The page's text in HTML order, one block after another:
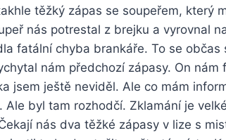
těžký zápas se soupeřem, který
nás potrestal z brejku a vyrovnal
fatální chyba brankáře. To se občas
nám předchozí zápasy. On nám
jsem ještě neviděl. Ale co mám
byl tam rozhodčí. Zklamání je
nás dva těžké zápasy v lize s